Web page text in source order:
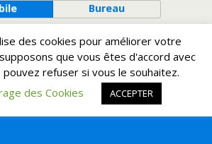
Bureau
des cookies pour améliorer votre
que vous êtes d'accord avec
pouvez refuser si vous le souhaitez.
des Cookies
ACCEPTER